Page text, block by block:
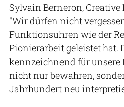
Sylvain Berneron,
"Wir dürfen nicht
Funktionsuhren wie der
Pionierarbeit geleistet hat.
kennzeichnend für unsere
nicht nur bewahren,
Jahrhundert neu